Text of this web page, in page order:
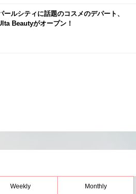
ールシティに話題のコスメのデパート、
Beautyがオープン！
Weekly Monthly